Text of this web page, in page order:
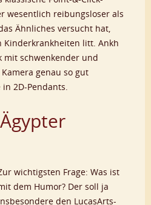
wesentlich reibungsloser als
Ähnliches versucht hat,
Kinderkrankheiten litt. Ankh
mit schwenkender und
genau so gut
2D-Pendants.
wichtigsten Frage: Was ist
dem Humor? Der soll ja
den LucasArts-